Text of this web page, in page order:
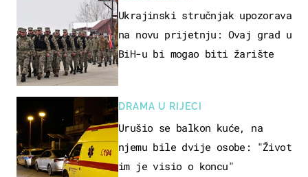
Ukrajinski stručnjak upozorava
na novu prijetnju: Ovaj grad u
BiH-u bi mogao biti žarište
DRAMA U RIJECI
Urušio se balkon kuće, na
njemu bile dvije osobe: "Život
im je visio o koncu"